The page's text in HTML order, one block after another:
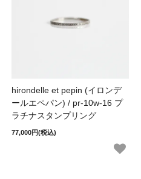
hirondelle et pepin (イロンデ
ールエペパン) / pr-10w-16 プ
ラチナスタンプリング
77,000円(税込)